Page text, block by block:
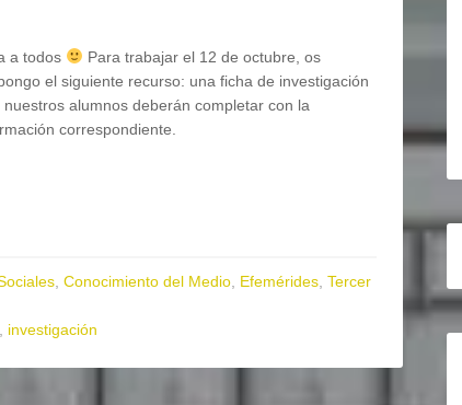
a todos
Para trabajar el 12 de octubre, os
el siguiente recurso: una ficha de investigación
nuestros alumnos deberán completar con la
correspondiente.
Conocimiento del Medio Efemérides Tercer
investigación